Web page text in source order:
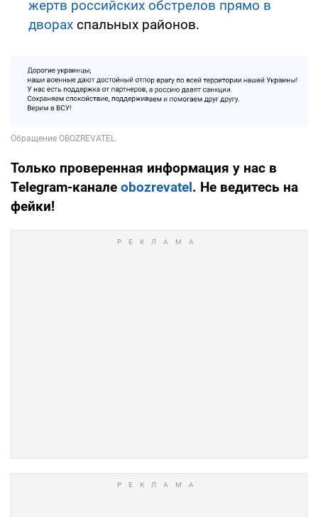
жертв российских обстрелов прямо в
дворах спальных районов.
Только проверенная информация у нас в
Telegram-канале obozrevatel. Не ведитесь на
фейки!